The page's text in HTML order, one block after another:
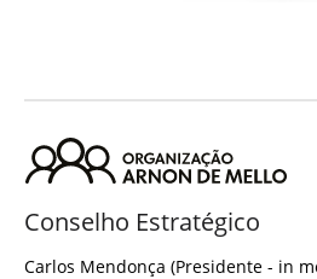
Conselho Estratégico
Carlos Mendonça (Presidente - in